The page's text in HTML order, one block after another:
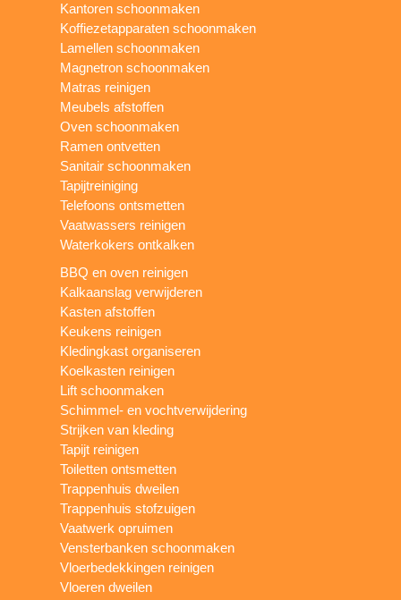
Kantoren schoonmaken
Koffiezetapparaten schoonmaken
Lamellen schoonmaken
Magnetron schoonmaken
Matras reinigen
Meubels afstoffen
Oven schoonmaken
Ramen ontvetten
Sanitair schoonmaken
Tapijtreiniging
Telefoons ontsmetten
Vaatwassers reinigen
Waterkokers ontkalken
BBQ en oven reinigen
Kalkaanslag verwijderen
Kasten afstoffen
Keukens reinigen
Kledingkast organiseren
Koelkasten reinigen
Lift schoonmaken
Schimmel- en vochtverwijdering
Strijken van kleding
Tapijt reinigen
Toiletten ontsmetten
Trappenhuis dweilen
Trappenhuis stofzuigen
Vaatwerk opruimen
Vensterbanken schoonmaken
Vloerbedekkingen reinigen
Vloeren dweilen